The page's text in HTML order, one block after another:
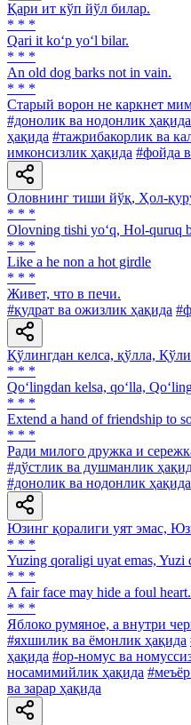
Қари ит кўп йўл билар.
* * *
Qari it ko‘p yo‘l bilar.
* * *
An old dog barks not in vain.
* * *
Старый ворон не каркнет
#донолик ва нодонлик ҳақида
ҳақида #тажрибакорлик ва
имконсизлик ҳақида #фойда
Оловнинг тиши йўқ, Ҳол-
* * *
Olovning tishi yo‘q, Hol-quruq
* * *
Like a he non a hot girdle
* * *
Живет, что в печи.
#қудрат ва ожизлик ҳақида
Қўлингдан келса, қўлла,
* * *
Qo‘lingdan kelsa, qo‘lla,
* * *
Extend a hand of friendship to
* * *
Ради милого дружка и
#дўстлик ва душманлик
#донолик ва нодонлик ҳақида
Юзинг қоралиги уят эмас,
* * *
Yuzing qoraligi uyat emas, Yuzi
* * *
A fair face may hide a foul heart.
* * *
Яблоко румяное, а внутри
#яхшилик ва ёмонлик ҳақида
ҳақида #ор-номус ва
носамимийлик ҳақида
ва зарар ҳақида